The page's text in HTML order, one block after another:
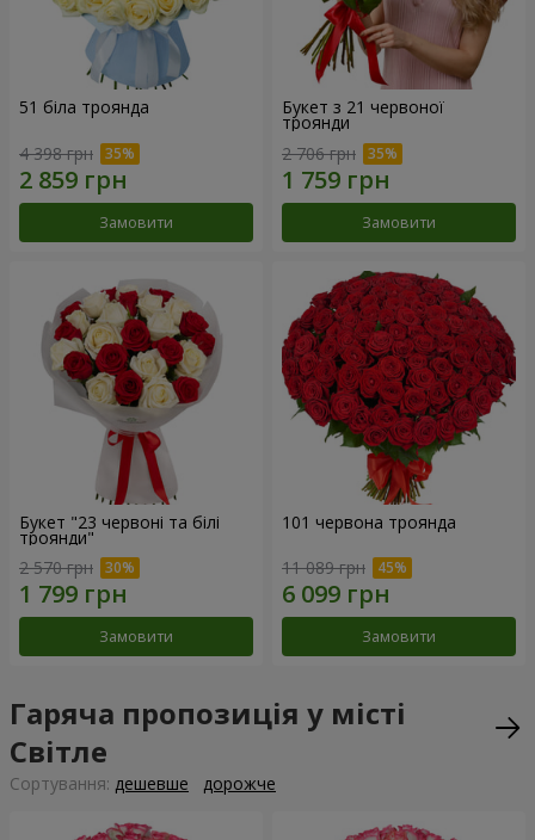
51 біла троянда
4 398 грн
Замовити
Букет з 21 червоної
троянди
2 706 грн
Замовити
Букет "23 червоні та білі
троянди"
2 570 грн
Замовити
101 червона троянда
11 089 грн
Замовити
Гаряча пропозиція у місті
Світле
Сортування: дешевше дорожче